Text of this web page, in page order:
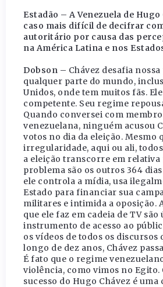
Estadão – A Venezuela de Hugo
caso mais difícil de decifrar
autoritário por causa das
na América Latina e nos
Dobson – Chávez desafia
qualquer parte do mundo,
Unidos, onde tem muitos fãs.
competente. Seu regime
Quando conversei com
venezuelana, ninguém acusou
votos no dia da eleição. Mesmo
irregularidade, aqui ou ali,
a eleição transcorre em relativa
problema são os outros 364
ele controla a mídia, usa
Estado para financiar sua
militares e intimida a oposição.
que ele faz em cadeia de TV
instrumento de acesso ao
os vídeos de todos os discursos
longo de dez anos, Chávez
É fato que o regime
violência, como vimos no Egito.
sucesso do Hugo Chávez é